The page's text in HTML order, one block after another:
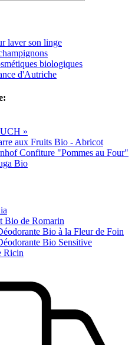
laver son linge
biologiques
d'Autriche
»
aux Fruits Bio - Abricot
Confiture "Pommes au Four"
Bio
Bio de Romarin
Bio à la Fleur de Foin
Bio Sensitive
Ricin